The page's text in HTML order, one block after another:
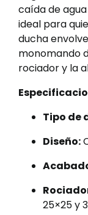
caída de
ideal para
ducha
monomando
rociador y la
Tipo de
Diseño:
25×25 y